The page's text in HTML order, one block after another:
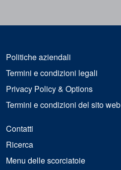
Politiche aziendali
Termini e condizioni legali
Privacy Policy & Options
Termini e condizioni del sito web
Contatti
Ricerca
Menu delle scorciatoie